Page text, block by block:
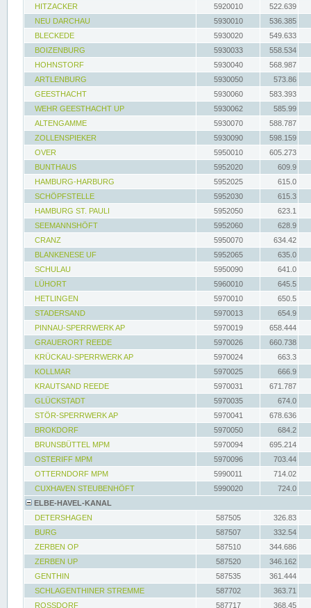
HITZACKER
5920010
522.639
NEU DARCHAU
5930010
536.385
BLECKEDE
5930020
549.633
BOIZENBURG
5930033
558.534
HOHNSTORF
5930040
568.987
ARTLENBURG
5930050
573.86
GEESTHACHT
5930060
583.393
WEHR GEESTHACHT UP
5930062
585.99
ALTENGAMME
5930070
588.787
ZOLLENSPIEKER
5930090
598.159
OVER
5950010
605.273
BUNTHAUS
5952020
609.9
HAMBURG-HARBURG
5952025
615.0
SCHÖPFSTELLE
5952030
615.3
HAMBURG ST. PAULI
5952050
623.1
SEEMANNSHÖFT
5952060
628.9
CRANZ
5950070
634.42
BLANKENESE UF
5952065
635.0
SCHULAU
5950090
641.0
LÜHORT
5960010
645.5
HETLINGEN
5970010
650.5
STADERSAND
5970013
654.9
PINNAU-SPERRWERK AP
5970019
658.444
GRAUERORT REEDE
5970026
660.738
KRÜCKAU-SPERRWERK AP
5970024
663.3
KOLLMAR
5970025
666.9
KRAUTSAND REEDE
5970031
671.787
GLÜCKSTADT
5970035
674.0
STÖR-SPERRWERK AP
5970041
678.636
BROKDORF
5970050
684.2
BRUNSBÜTTEL MPM
5970094
695.214
OSTERIFF MPM
5970096
703.44
OTTERNDORF MPM
5990011
714.02
CUXHAVEN STEUBENHÖFT
5990020
724.0
ELBE-HAVEL-KANAL
DETERSHAGEN
587505
326.83
BURG
587507
332.54
ZERBEN OP
587510
344.686
ZERBEN UP
587520
346.162
GENTHIN
587535
361.444
SCHLAGENTHINER STREMME
587702
363.71
ROSSDORF
587717 368.45